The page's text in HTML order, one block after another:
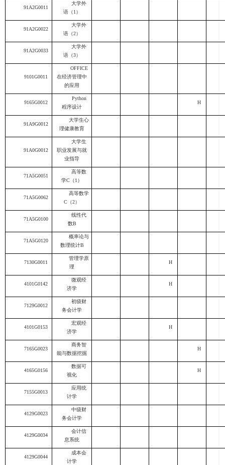
91A2G0011
大学外
语（1 ）
91A2G0022
大学外
语（2）
91A2G0033
大学外
语（3）
9101G0011
OFFICE
在经济管理中
的应用
9165G0012
Python
程序设计
H
91A9G0012
大学生心
理健康教育
91A0G0012
大学生
职业发展与就
业指导
71A5G0051
高等数
学C （1 ）
71A5G0062
高等数学
C （2）
71A5G0100
线性代
数B
71A5G0120
概率论与
数理统计B
7130G0011
管理学原
理
H
4101G0142
微观经
济学
H
7129G0012
初级财
务会计学
4101G0153
宏观经
济学
H
7165G0023
商务智
能与数据挖掘
H
4165G0156
数据可
视化
H
7155G0013
应用统
计学
4129G0023
中级财
务会计学
4129G0034
会计信
息系统
4129G0044
成本会
计学